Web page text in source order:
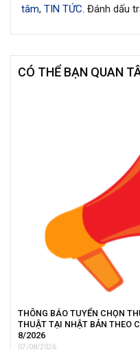
tâm, TIN TỨC. Đánh dấu
CÓ THỂ BẠN QUAN
THÔNG BÁO TUYỂN CHỌN
THUẬT TẠI NHẬT BẢN THEO
8/2026
07/08/2026